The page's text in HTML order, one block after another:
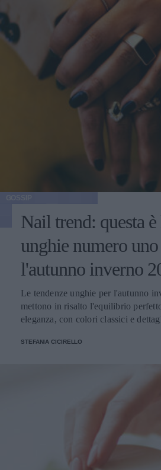
Nail trend: questa è
unghie numero
l'autunno inverno
Le tendenze unghie per l'autunno
mettono in risalto l'equilibrio
eleganza, con colori classici e
STEFANIA CICIRELLO